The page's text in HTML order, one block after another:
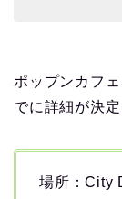
ポップンカフ
でに詳細が決
場所：City